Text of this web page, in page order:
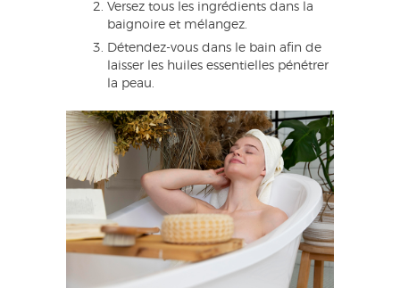
Versez tous les ingrédients dans la
baignoire et mélangez.
Détendez-vous dans le bain afin de
laisser les huiles essentielles pénétrer
la peau.